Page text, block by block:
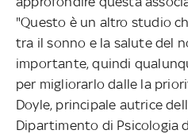
"Questo è un altro studio
tra il sonno e la salute del
importante, quindi
per migliorarlo dalle la
Doyle, principale autrice
Dipartimento di Psicologia